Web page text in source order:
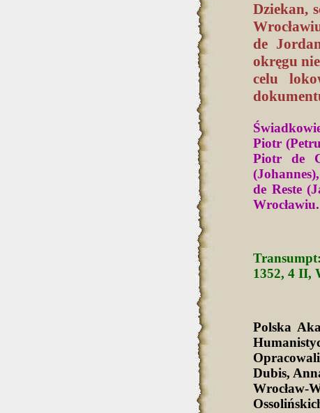
Dziekan,
de
okręgu
celu
Piotr
Piotr de
de Reste
Wrocławiu.
1352, 4 II,
Polska
Dubis,
Wrocław-